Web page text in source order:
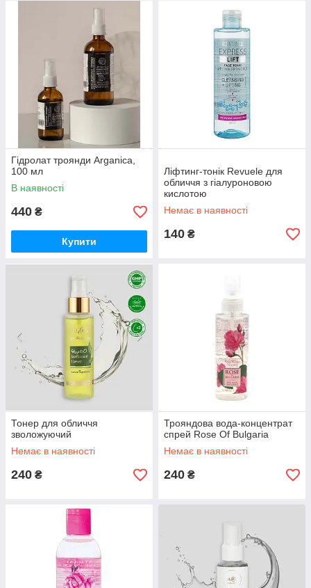
Гідролат троянди Arganica,
100 мл
В наявності
440 ₴
Купити
Ліфтинг-тонік Revuele для
обличчя з гіалуроновою
кислотою
Немає в наявності
140 ₴
Тонер для обличчя
зволожуючий
Немає в наявності
240 ₴
Трояндова вода-концентрат
спрей Rose Of Bulgaria
Немає в наявності
240 ₴